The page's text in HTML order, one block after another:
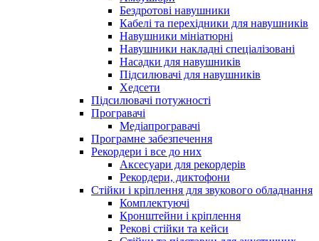
Бездротові навушники
Кабелі та перехідники для навушників
Навушники мініатюрні
Навушники накладні спеціалізовані
Насадки для навушників
Підсилювачі для навушників
Хедсети
Підсилювачі потужності
Програвачі
Медіапрогравачі
Програмне забезпечення
Рекордери і все до них
Аксесуари для рекордерів
Рекордери, диктофони
Стійки і кріплення для звукового обладнання
Комплектуючі
Кронштейни і кріплення
Рекові стійки та кейси